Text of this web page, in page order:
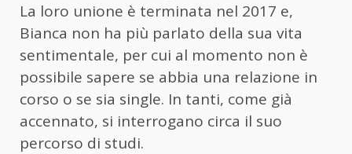
La loro unione è terminata nel 2017 e,
Bianca non ha più parlato della sua vita
sentimentale, per cui al momento non è
possibile sapere se abbia una relazione in
corso o se sia single. In tanti, come già
accennato, si interrogano circa il suo
percorso di studi.